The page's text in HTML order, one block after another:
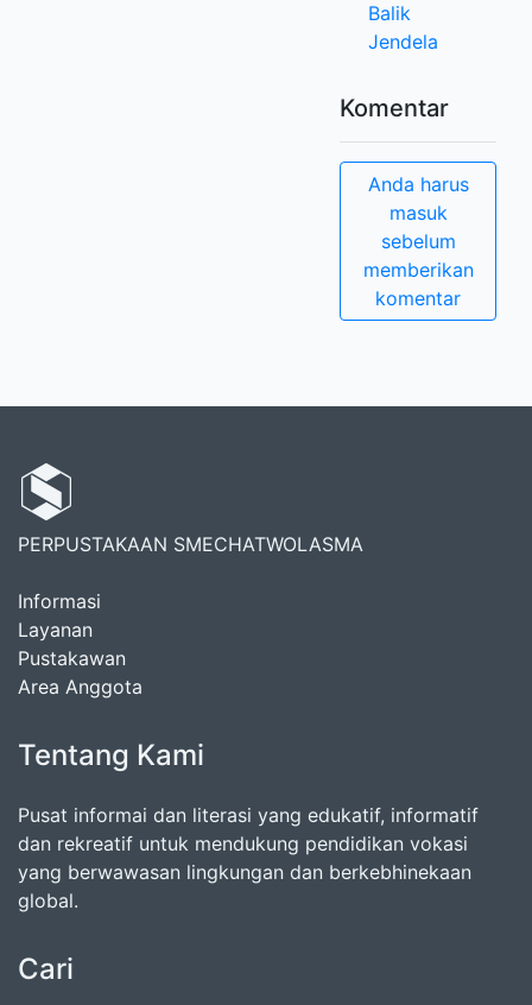
Balik
Jendela
Komentar
Anda harus
masuk
sebelum
memberikan
komentar
PERPUSTAKAAN SMECHATWOLASMA
Informasi
Layanan
Pustakawan
Area Anggota
Tentang Kami
Pusat informai dan literasi yang edukatif, informatif
dan rekreatif untuk mendukung pendidikan vokasi
yang berwawasan lingkungan dan berkebhinekaan
global.
Cari